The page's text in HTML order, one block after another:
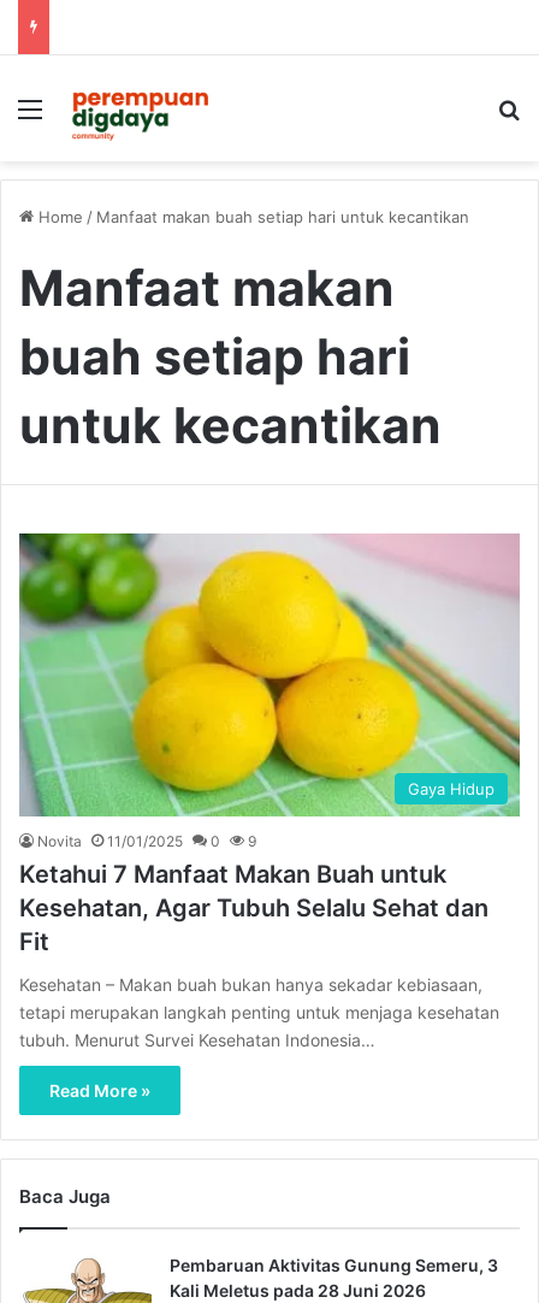
Menu
Home / Manfaat makan buah setiap hari untuk kecantikan
Manfaat makan
buah setiap hari
untuk kecantikan
Gaya Hidup
Novita 11/01/2025 0 9
Ketahui 7 Manfaat Makan Buah untuk
Kesehatan, Agar Tubuh Selalu Sehat dan
Fit
Kesehatan – Makan buah bukan hanya sekadar kebiasaan,
tetapi merupakan langkah penting untuk menjaga kesehatan
tubuh. Menurut Survei Kesehatan Indonesia…
Read More »
Baca Juga
Pembaruan Aktivitas Gunung Semeru, 3
Kali Meletus pada 28 Juni 2026